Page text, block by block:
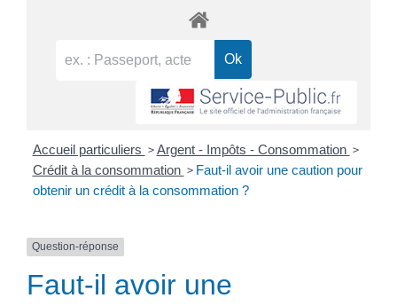
Accueil particuliers > Argent - Impôts - Consommation >
Crédit à la consommation > Faut-il avoir une caution pour
obtenir un crédit à la consommation ?
Question-réponse
Faut-il avoir une